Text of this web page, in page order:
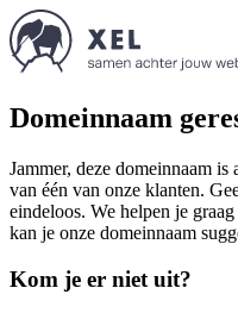
Domeinnaam
Jammer, deze domeinnaam
van één van onze klanten.
eindeloos. We helpen je
kan je onze domeinnaam
Kom je er niet uit?